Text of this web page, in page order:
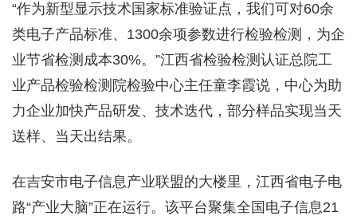
“作为新型显示技术国家标准验证点，我们可对60余
类电子产品标准、1300余项参数进行检验检测，为企
业节省检测成本30%。”江西省检验检测认证总院工
业产品检验检测院检验中心主任童李霞说，中心为助
力企业加快产品研发、技术迭代，部分样品实现当天
送样、当天出结果。
在吉安市电子信息产业联盟的大楼里，江西省电子电
路“产业大脑”正在运行。该平台聚集全国电子信息21